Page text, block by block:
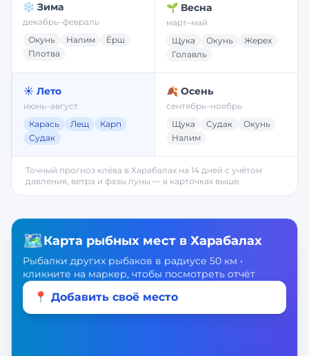
❄️ Зима
декабрь–февраль
Окунь
Налим
Ёрш
Плотва
🌱 Весна
март–май
Щука
Окунь
Жерех
Голавль
☀️ Лето
июнь–август
Карась
Лещ
Карп
Судак
🍂 Осень
сентябрь–ноябрь
Щука
Судак
Окунь
Налим
Точный прогноз клёва в Харабалах на 14 дней с учётом
давления, ветра и фазы луны — в карточках выше.
🗺️Карта рыбных мест в Харабалах
Рыбалки других рыбаков в радиусе 50 км •
кликните на маркер, чтобы посмотреть отчёт
📍 Добавить своё место